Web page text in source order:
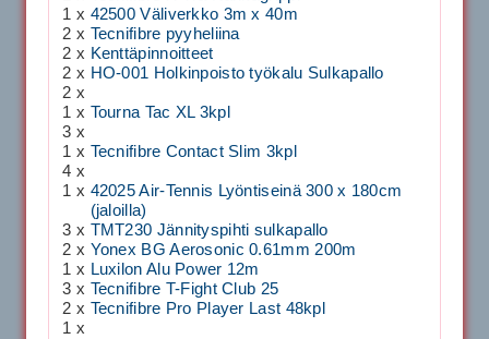
1 x 42500 Väliverkko 3m x 40m
2 x Tecnifibre pyyheliina
2 x Kenttäpinnoitteet
2 x HO-001 Holkinpoisto työkalu Sulkapallo
2 x
1 x Tourna Tac XL 3kpl
3 x
1 x Tecnifibre Contact Slim 3kpl
4 x
1 x 42025 Air-Tennis Lyöntiseinä 300 x 180cm
(jaloilla)
3 x TMT230 Jännityspihti sulkapallo
2 x Yonex BG Aerosonic 0.61mm 200m
1 x Luxilon Alu Power 12m
3 x Tecnifibre T-Fight Club 25
2 x Tecnifibre Pro Player Last 48kpl
1 x